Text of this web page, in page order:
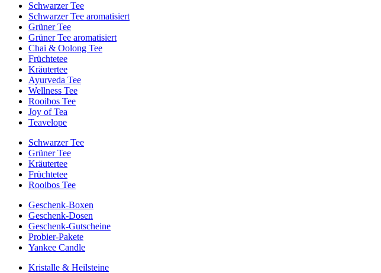
Schwarzer Tee
Schwarzer Tee aromatisiert
Grüner Tee
Grüner Tee aromatisiert
Chai & Oolong Tee
Früchtetee
Kräutertee
Ayurveda Tee
Wellness Tee
Rooibos Tee
Joy of Tea
Teavelope
Schwarzer Tee
Grüner Tee
Kräutertee
Früchtetee
Rooibos Tee
Geschenk-Boxen
Geschenk-Dosen
Geschenk-Gutscheine
Probier-Pakete
Yankee Candle
Kristalle & Heilsteine